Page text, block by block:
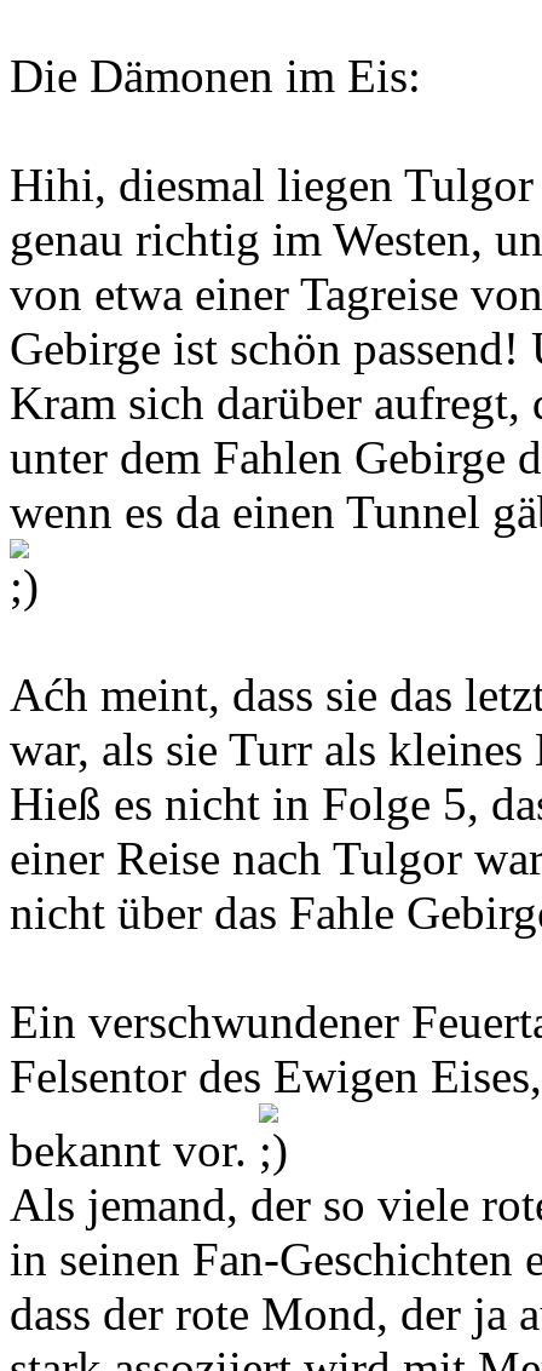
Die Dämonen im Eis:
Hihi, diesmal liegen Tulgor
genau richtig im Westen,
von etwa einer Tagreise
Gebirge ist schön
Kram sich darüber aufregt,
unter dem Fahlen Gebirge
wenn es da einen Tunnel
Aćh meint, dass sie das
war, als sie Turr als
Hieß es nicht in Folge 5,
einer Reise nach Tulgor
nicht über das Fahle
Ein verschwundener
Felsentor des Ewigen
bekannt vor.
Als jemand, der so viele
in seinen Fan-Geschichten
dass der rote Mond, der ja